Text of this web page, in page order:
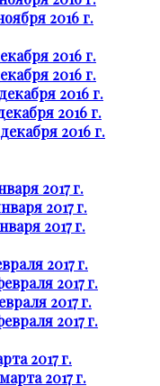
2016 г.
2016 г.
2016 г.
2016 г.
2016 г.
2016 г.
2017 г.
2017 г.
2017 г.
2017 г.
2017 г.
2017 г.
2017 г.
2017 г.
2017 г.